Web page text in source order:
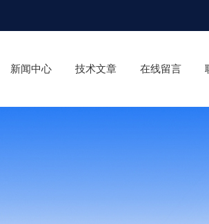
新闻中心 技术文章 在线留言